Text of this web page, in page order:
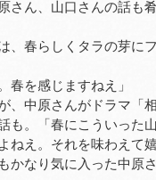
さん、山口さんの話も
、春らしくタラの芽に
春を感じますねえ」
、中原さんがドラマ「
も。「春にこういった
ねえ。それを味わえて
かなり気に入った中原